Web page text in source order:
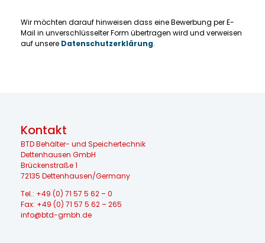
Wir möchten darauf hinweisen dass eine Bewerbung per E-
Mail in unverschlüsselter Form übertragen wird und verweisen
auf unsere Datenschutzerklärung.
Kontakt
BTD Behälter- und Speichertechnik
Dettenhausen GmbH
Brückenstraße 1
72135 Dettenhausen/Germany
Tel.: +49 (0) 71 57 5 62 – 0
Fax: +49 (0) 71 57 5 62 – 265
info@btd-gmbh.de